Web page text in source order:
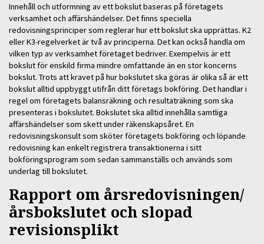
Innehåll och utformning av ett bokslut baseras på företagets
verksamhet och affärshändelser. Det finns speciella
redovisningsprinciper som reglerar hur ett bokslut ska upprättas. K2
eller K3-regelverketärtvå av principerna. Det kan också handla om
vilken typ av verksamhet företaget bedriver. Exempelvis är ett
bokslut för enskild firma mindre omfattande än en stor koncerns
bokslut. Trots att kravet på hur bokslutet ska göras är olika så är ett
bokslut alltid uppbyggt utifrån ditt företags bokföring. Det handlar i
regel om företagets balansräkning och resultaträkning som ska
presenteras i bokslutet. Bokslutet ska alltid innehålla samtliga
affärshändelser som skett under räkenskapsåret. En
redovisningskonsult som sköter företagets bokföring och löpande
redovisning kan enkelt registrera transaktionerna i sitt
bokföringsprogram som sedan sammanställs och används som
underlag till bokslutet.
Rapport om årsredovisningen/
årsbokslutet och slopad
revisionsplikt